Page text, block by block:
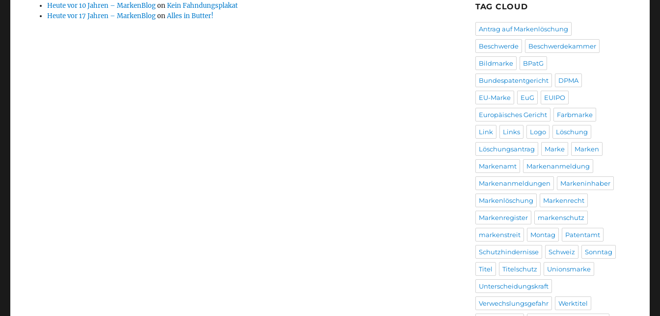
Heute vor 10 Jahren – MarkenBlogonKein Fahndungsplakat
Heute vor 17 Jahren – MarkenBlogonAlles in Butter!
TAG CLOUD
Antrag auf Markenlöschung
Beschwerde Beschwerdekammer
Bildmarke BPatG
Bundespatentgericht DPMA
EU-Marke EuG EUIPO
Europäisches Gericht Farbmarke
Link Links Logo Löschung
Löschungsantrag Marke Marken
Markenamt Markenanmeldung
Markenanmeldungen Markeninhaber
Markenlöschung Markenrecht
Markenregister markenschutz
markenstreit Montag Patentamt
Schutzhindernisse Schweiz Sonntag
Titel Titelschutz Unionsmarke
Unterscheidungskraft
Verwechslungsgefahr Werktitel